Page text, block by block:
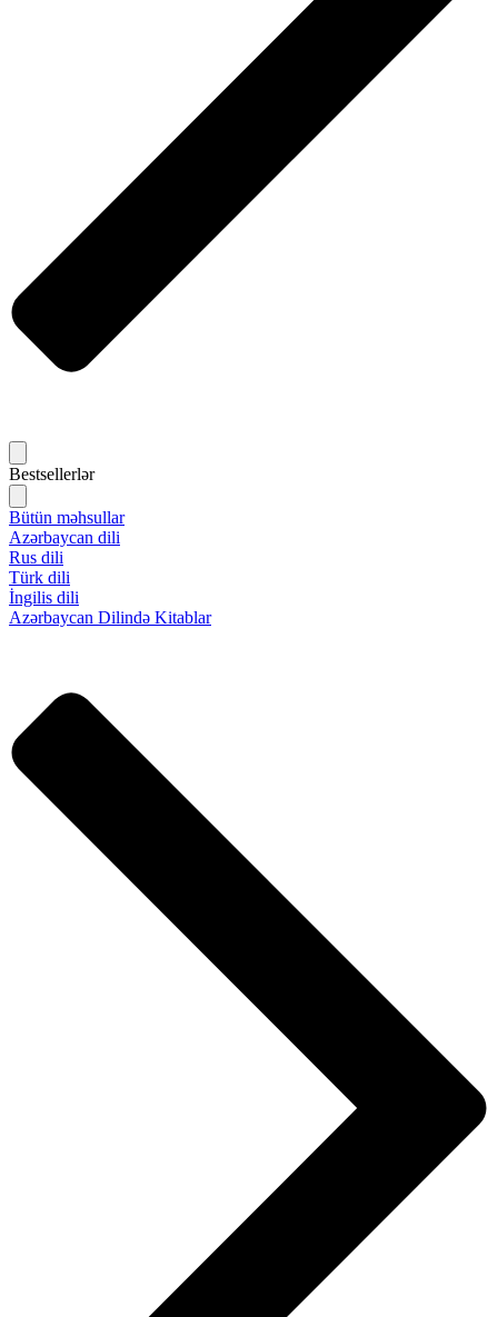
Bestsellerlər
Bütün məhsullar
Azərbaycan dili
Rus dili
Türk dili
İngilis dili
Azərbaycan Dilində Kitablar